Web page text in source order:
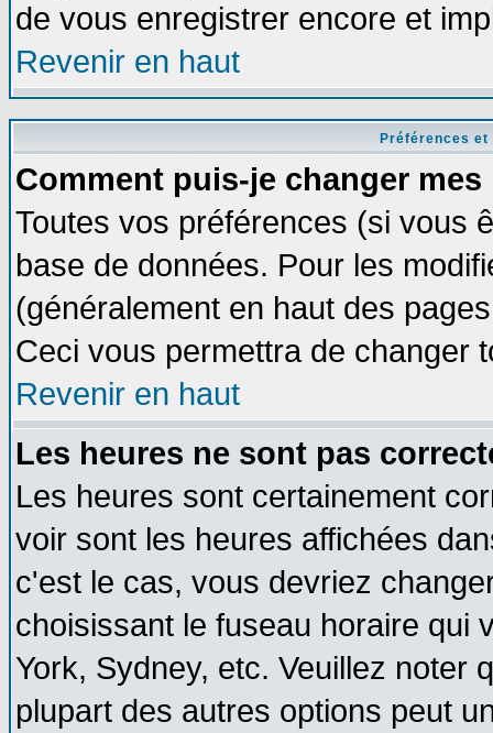
de vous enregistrer encore et
Revenir en haut
Préférences
Comment puis-je changer mes
Toutes vos préférences (si vous
base de données. Pour les
(généralement en haut des
Ceci vous permettra de changer
Revenir en haut
Les heures ne sont pas
Les heures sont certainement
voir sont les heures affichées
c'est le cas, vous devriez
choisissant le fuseau horaire qui
York, Sydney, etc. Veuillez noter
plupart des autres options peut